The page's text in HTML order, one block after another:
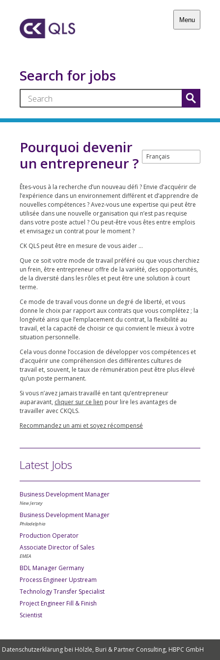
Menu
Search for jobs
Pourquoi devenir
un entrepreneur ?
Êtes-vous à la recherche d’un nouveau défi ? Envie d’acquérir de
l’expérience dans un environnement différent et d’apprendre de
nouvelles compétences ? Avez-vous une expertise qui peut être
utilisée dans une nouvelle organisation qui n’est pas requise
dans votre poste actuel ? Ou peut-être vous êtes entre emplois
et envisagez un contrat pour le moment ?
CK QLS peut être en mesure de vous aider …
Que ce soit votre mode de travail préféré ou que vous cherchiez
un frein, être entrepreneur offre de la variété, des opportunités,
de la diversité dans les rôles et peut être une solution à court
terme.
Ce mode de travail vous donne un degré de liberté, et vous
donne le choix par rapport aux contrats que vous complétez ; la
longévité ainsi que l’emplacement du contrat, la flexibilité au
travail, et la capacité de choisir ce qui convient le mieux à votre
situation personnelle.
Cela vous donne l’occasion de développer vos compétences et
d’acquérir une compréhension des différentes cultures de
travail et, souvent, le taux de rémunération peut être plus élevé
qu’un poste permanent.
Si vous n’avez jamais travaillé en tant qu’entrepreneur
auparavant, cliquer sur ce lien pour lire les avantages de
travailler avec CKQLS.
Recommandez un ami et soyez récompensé
Latest Jobs
Business Development Manager
New Jersey
Business Development Manager
Philadelphia
Production Operator
Associate Director of Sales
EMEA
BDL Manager Germany
Process Engineer Upstream
Technology Transfer Specialist
Project Engineer Fill & Finish
Scientist
Datenschutzerklärung bei Hölzle, Buri & Partner Consulting, HBPC GmbH